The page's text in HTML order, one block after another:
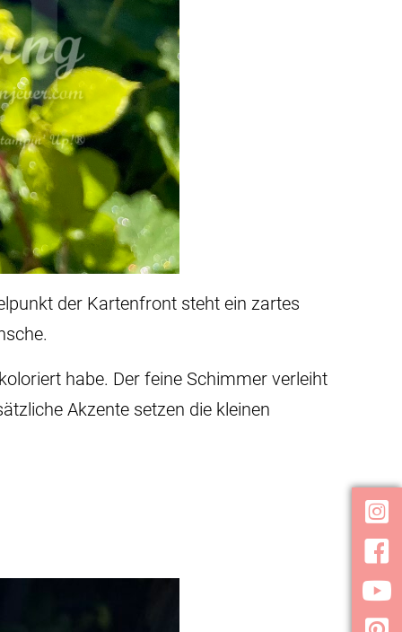
der Kartenfront steht ein zartes
habe. Der feine Schimmer verleiht
Akzente setzen die kleinen